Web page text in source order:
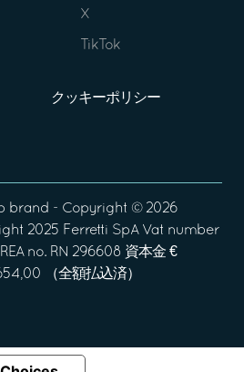
X
TikTok
クッキーポリシー
brand - Copyright © 2026
2025 Ferretti SpA Vat number
no. RN 296608 資本金 €
（全額払込済）